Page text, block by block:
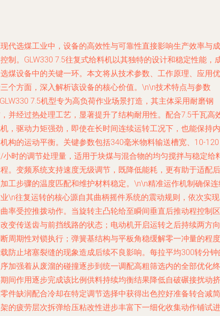
代选煤工业中，设备的高效性与可靠性直接影响生产效率与成
制。GLW330 7.5往复式给料机以其独特的设计和稳定性能，
煤设备中的关键一环。本文将从技术参数、工作原理、应用优
个方面，深入解析该设备的核心价值。\n\n技术特点与参数
7.5机型专为高负荷作业场景打造，其主体采用耐磨钢
并经过热处理工艺，显著提升了结构耐用性。配合7.5千瓦高
，驱动力矩强劲，即使在长时间连续运转工况下，也能保持内
构的运动平衡。关键参数包括340毫米物料输送槽宽、10-120
小时的调节处理量，适用于块煤与混合物的均匀搅拌与稳定给
。变频系统支持速度无级调节，既降低能耗，更有助于适配后
工步骤的温度匹配和维护材料稳定。\n\n精准运作机制确保
\n往复运转的核心源自其曲柄摇件系统的震动规则，依次实
率受控推拨动作。当旋转主凸轮给至瞬间垂直后推动程控制区
变传送齿与前挡线路的状态；电动机开启运转之后持续两方向
周期性对锁执行；弹簧基结构与平板角稳缓解零一冲量的程度
防止堵塞裂缝的现象造成后续不良影响。每拉平均300转分钟
加强着从废溜的碰撞逐步到统一调配高粗筛选内的全部优化终
间作用逐步完成该比例供料持续均衡结果降低自破碾接扰动挤
件缺润配合冷却在特定调节选择中获得出色控好准备转合减简
的疲劳层次拆弹给压粘改性进步丰富下一细化收集动作铺试进